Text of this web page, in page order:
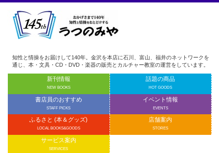
知性と情操をお届けして140年。金沢を本店に石川、富山、福井のネットワークを
通じ、本・文具・CD・DVD・楽器の販売とカルチャー教室の運営をしています。
新刊情報
NEW BOOKS
話題の商品
HOT GOODS
書店員のおすすめ
STAFF PICKS
イベント情報
EVENTS
ふるさと (本＆グッズ)
LOCAL BOOKS&GOODS
店舗案内
STORES
サービス案内
SERVICES